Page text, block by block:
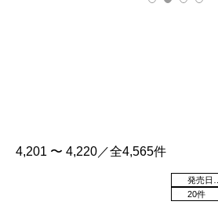
4,201 〜 4,220／全4,565件
20件